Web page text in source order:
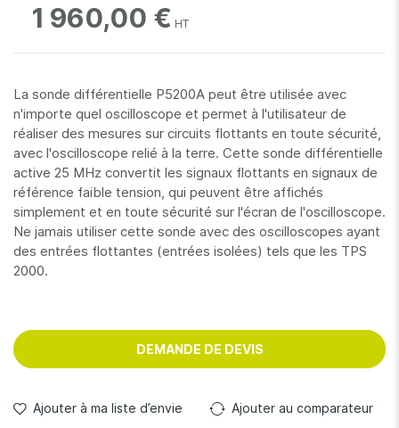
1 960,00 €
La sonde différentielle P5200A peut être utilisée avec
n'importe quel oscilloscope et permet à l'utilisateur de
réaliser des mesures sur circuits flottants en toute sécurité,
avec l'oscilloscope relié à la terre. Cette sonde différentielle
active 25 MHz convertit les signaux flottants en signaux de
référence faible tension, qui peuvent être affichés
simplement et en toute sécurité sur l'écran de l'oscilloscope.
Ne jamais utiliser cette sonde avec des oscilloscopes ayant
des entrées flottantes (entrées isolées) tels que les TPS
2000.
DEMANDE DE DEVIS
Ajouter à ma liste d’envie Ajouter au comparateur